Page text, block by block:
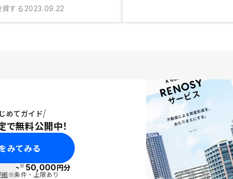
資する 2023.09.22
めてガイド
無料公開中！
みてみる
イント※50,000円分
※条件・上限あり